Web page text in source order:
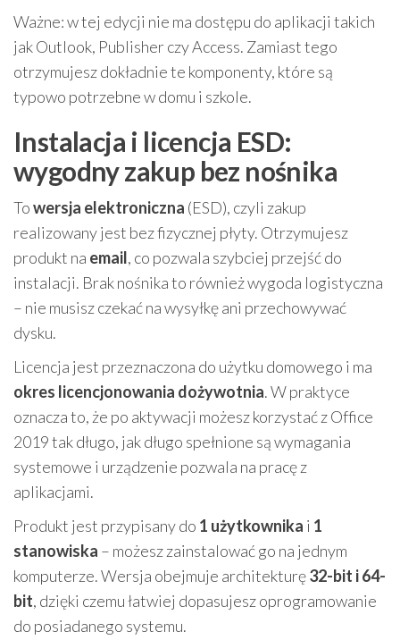
Ważne: w tej edycji nie ma dostępu do aplikacji takich
jak Outlook, Publisher czy Access. Zamiast tego
otrzymujesz dokładnie te komponenty, które są
typowo potrzebne w domu i szkole.
Instalacja i licencja ESD:
wygodny zakup bez nośnika
Towersja elektroniczna (ESD), czyli zakup
realizowany jest bez fizycznej płyty. Otrzymujesz
produkt na email, co pozwala szybciej przejść do
instalacji. Brak nośnika to również wygoda logistyczna
– nie musisz czekać na wysyłkę ani przechowywać
dysku.
Licencja jest przeznaczona do użytku domowego i ma
okres licencjonowania dożywotnia. W praktyce
oznacza to, że po aktywacji możesz korzystać z Office
2019 tak długo, jak długo spełnione są wymagania
systemowe i urządzenie pozwala na pracę z
aplikacjami.
Produkt jest przypisany do 1 użytkownika i 1
stanowiska – możesz zainstalować go na jednym
komputerze. Wersja obejmuje architekturę32-bit i 64-
bit, dzięki czemu łatwiej dopasujesz oprogramowanie
do posiadanego systemu.